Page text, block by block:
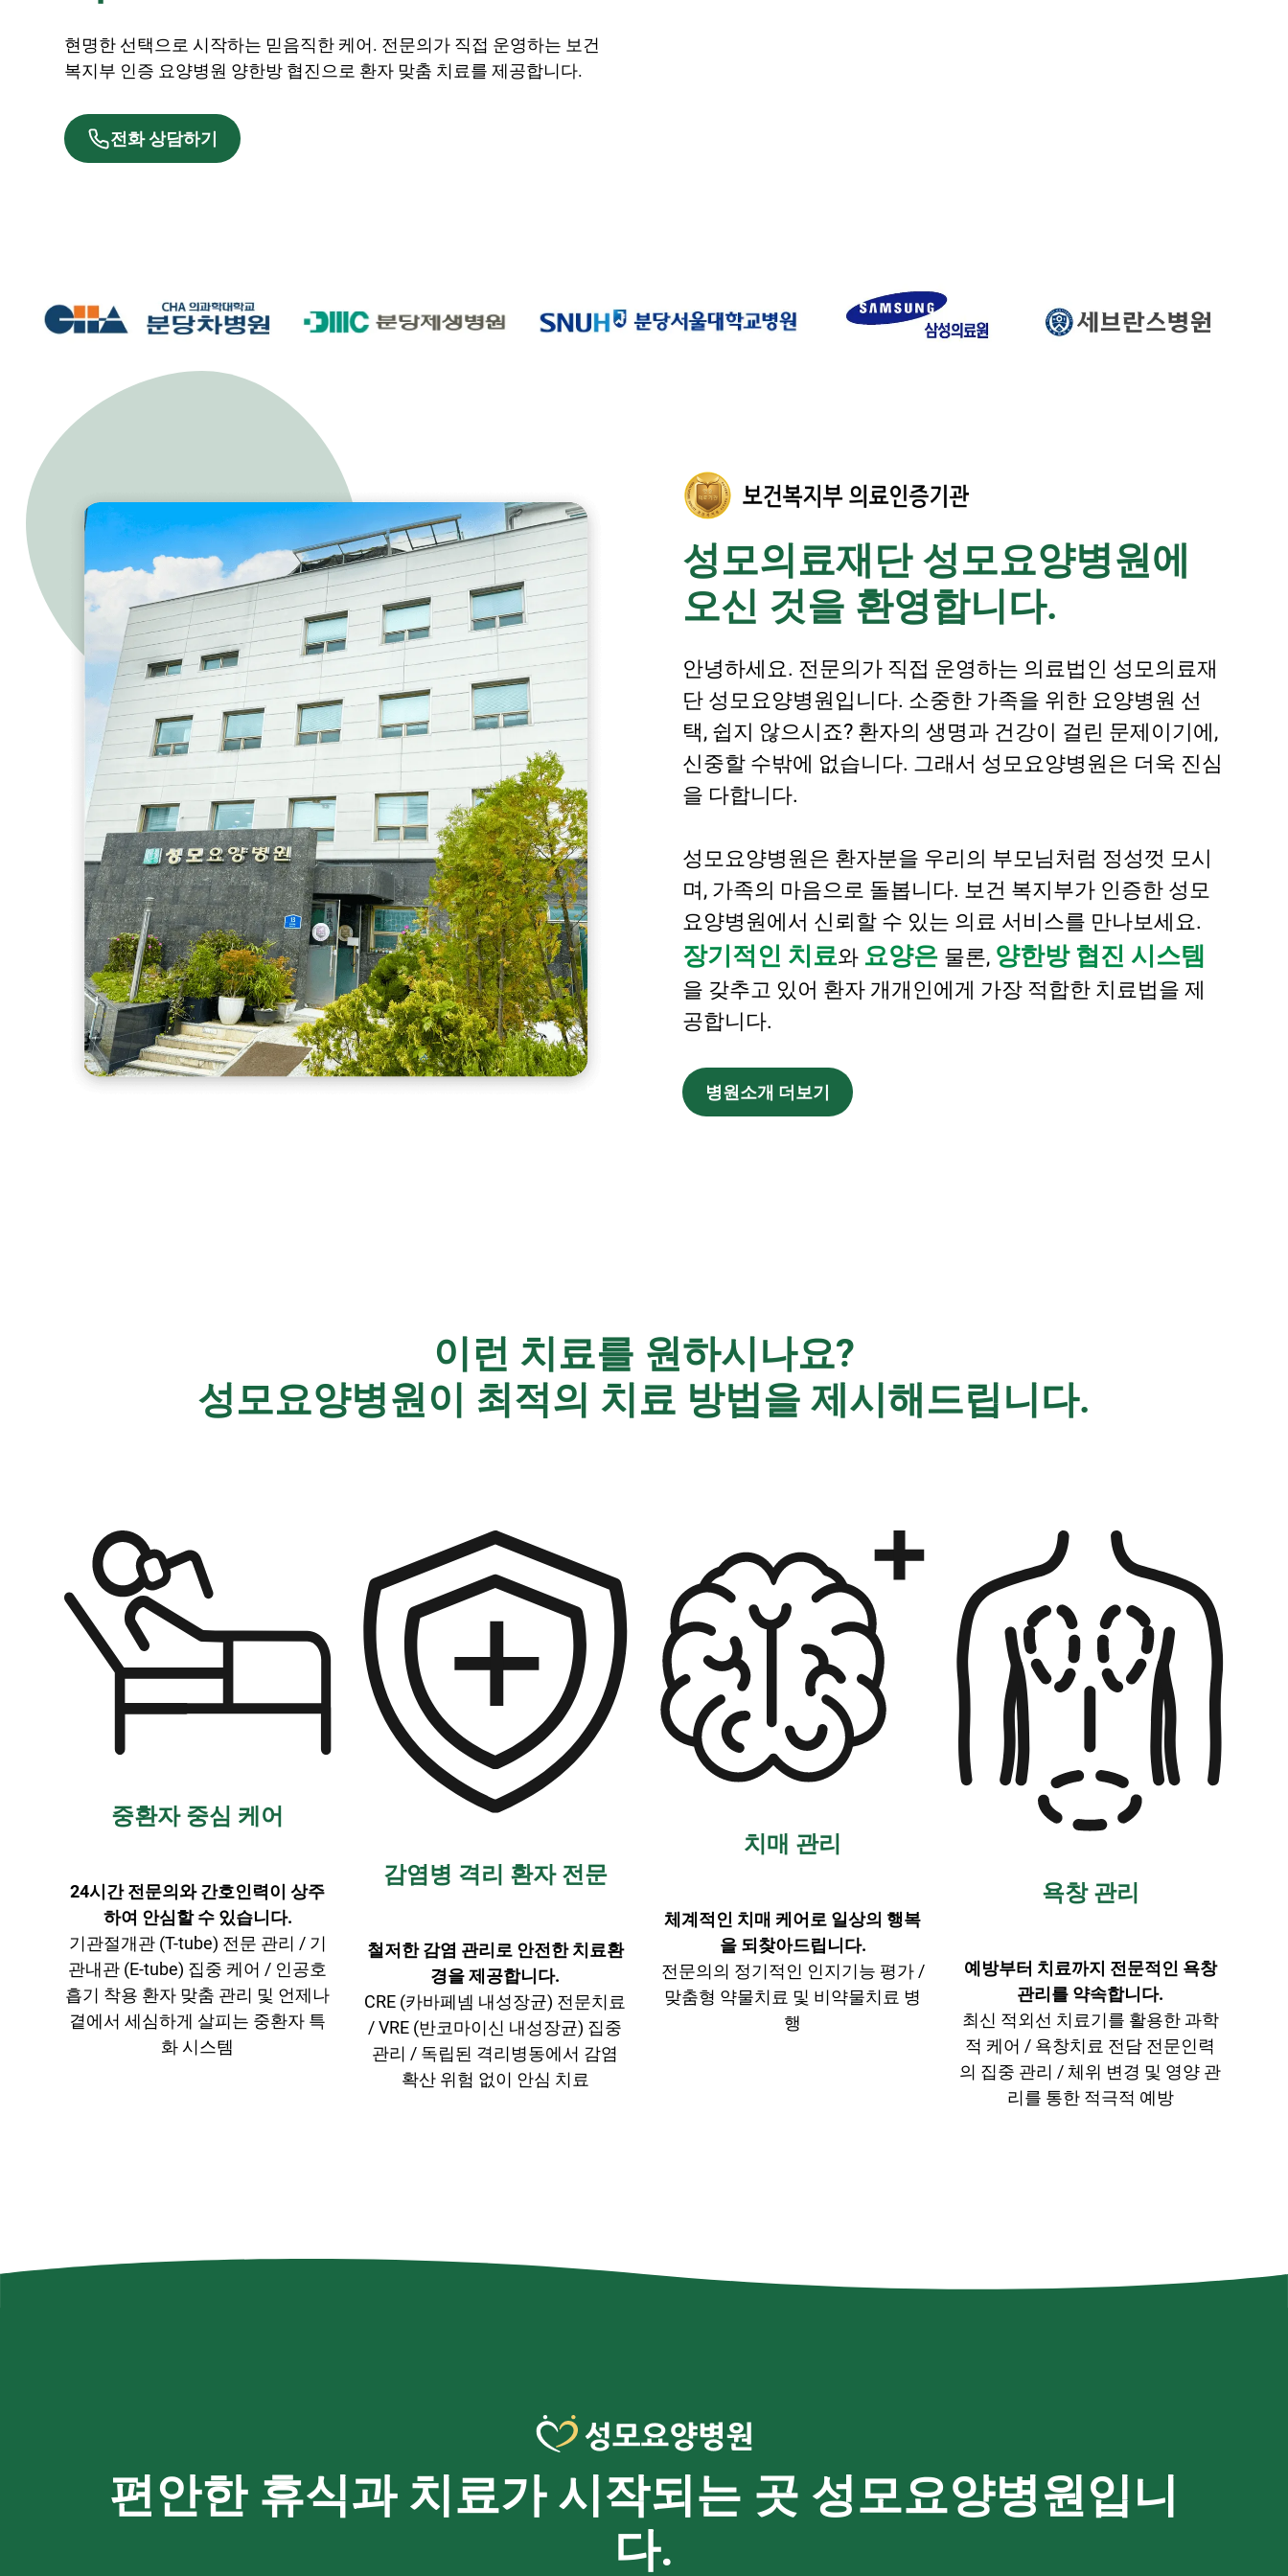
현명한 선택으로 시작하는 믿음직한 케어. 전문의가 직접 운영하는 보건
복지부 인증 요양병원 양한방 협진으로 환자 맞춤 치료를 제공합니다.
전화 상담하기
성모의료재단 성모요양병원에
오신 것을 환영합니다.
안녕하세요. 전문의가 직접 운영하는 의료법인 성모의료재
단 성모요양병원입니다. 소중한 가족을 위한 요양병원 선
택, 쉽지 않으시죠? 환자의 생명과 건강이 걸린 문제이기에,
신중할 수밖에 없습니다. 그래서 성모요양병원은 더욱 진심
을 다합니다.
성모요양병원은 환자분을 우리의 부모님처럼 정성껏 모시
며, 가족의 마음으로 돌봅니다. 보건 복지부가 인증한 성모
요양병원에서 신뢰할 수 있는 의료 서비스를 만나보세요.
장기적인 치료와 요양은 물론, 양한방 협진 시스템
을 갖추고 있어 환자 개개인에게 가장 적합한 치료법을 제
공합니다.
병원소개 더보기
이런 치료를 원하시나요?
성모요양병원이 최적의 치료 방법을 제시해드립니다.
중환자 중심 케어
24시간 전문의와 간호인력이 상주
하여 안심할 수 있습니다.
기관절개관 (T-tube) 전문 관리 / 기
관내관 (E-tube) 집중 케어 / 인공호
흡기 착용 환자 맞춤 관리 및 언제나
곁에서 세심하게 살피는 중환자 특
화 시스템
감염병 격리 환자 전문
철저한 감염 관리로 안전한 치료환
경을 제공합니다.
CRE (카바페넴 내성장균) 전문치료
/ VRE (반코마이신 내성장균) 집중
관리 / 독립된 격리병동에서 감염
확산 위험 없이 안심 치료
치매 관리
체계적인 치매 케어로 일상의 행복
을 되찾아드립니다.
전문의의 정기적인 인지기능 평가 /
맞춤형 약물치료 및 비약물치료 병
행
욕창 관리
예방부터 치료까지 전문적인 욕창
관리를 약속합니다.
최신 적외선 치료기를 활용한 과학
적 케어 / 욕창치료 전담 전문인력
의 집중 관리 / 체위 변경 및 영양 관
리를 통한 적극적 예방
편안한 휴식과 치료가 시작되는 곳 성모요양병원입니
다.